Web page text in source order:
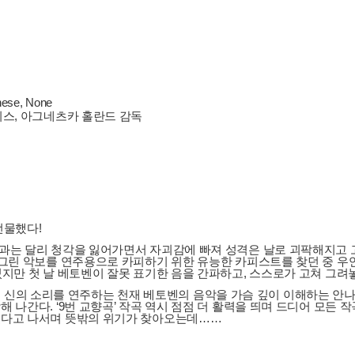
None
, 아그네츠카 홀란드 감독
물했다!
달리 청각을 잃어가면서 자괴감에 빠져 성격은 날로 괴팍해지
린 악보를 연주용으로 카피하기 위한 유능한 카피스트를 찾던 중
만 첫 날 베토벤이 잘못 표기한 음을 간파하고, 스스로가 고쳐 그
신의 소리를 연주하는 천재 베토벤의 음악을 가슴 깊이 이해하는
나간다. ‘9번 교향곡’ 작곡 역시 점점 더 활력을 띄며 드디어 모든
고 나서며 뜻밖의 위기가 찾아오는데……